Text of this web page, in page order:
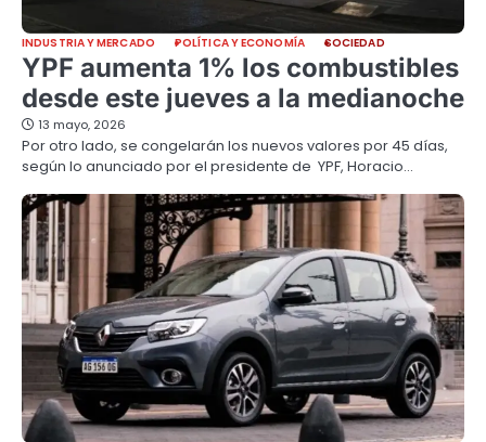
INDUSTRIA Y MERCADO POLÍTICA Y ECONOMÍA SOCIEDAD
YPF aumenta 1% los combustibles
desde este jueves a la medianoche
13 mayo, 2026
Por otro lado, se congelarán los nuevos valores por 45 días,
según lo anunciado por el presidente de YPF, Horacio…